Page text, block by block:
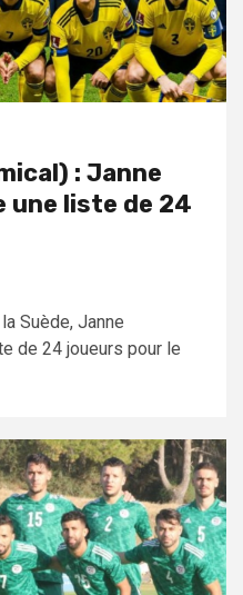
: Janne
une liste de 24
Suède, Janne
de 24 joueurs pour le